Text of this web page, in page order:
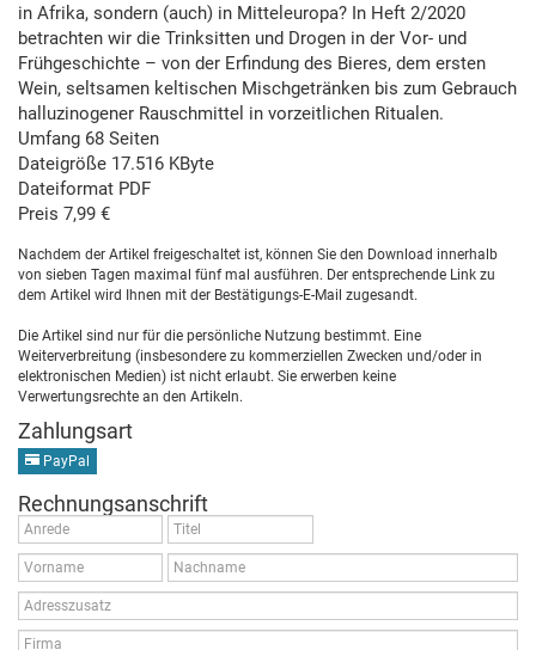
in Afrika, sondern (auch) in Mitteleuropa? In Heft 2/2020
betrachten wir die Trinksitten und Drogen in der Vor- und
Frühgeschichte – von der Erfindung des Bieres, dem ersten
Wein, seltsamen keltischen Mischgetränken bis zum Gebrauch
halluzinogener Rauschmittel in vorzeitlichen Ritualen.
Umfang 68 Seiten
Dateigröße 17.516 KByte
Dateiformat PDF
Preis 7,99 €
Nachdem der Artikel freigeschaltet ist, können Sie den Download innerhalb
von sieben Tagen maximal fünf mal ausführen. Der entsprechende Link zu
dem Artikel wird Ihnen mit der Bestätigungs-E-Mail zugesandt.
Die Artikel sind nur für die persönliche Nutzung bestimmt. Eine
Weiterverbreitung (insbesondere zu kommerziellen Zwecken und/oder in
elektronischen Medien) ist nicht erlaubt. Sie erwerben keine
Verwertungsrechte an den Artikeln.
Zahlungsart
PayPal
Rechnungsanschrift